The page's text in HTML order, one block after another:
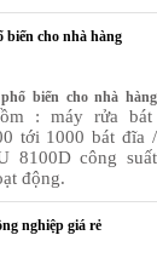
biến cho nhà hàng
biến cho nhà hàng
: máy rửa bát
tới 1000 bát đĩa /
8100D công suất
động.
nghiệp giá rẻ